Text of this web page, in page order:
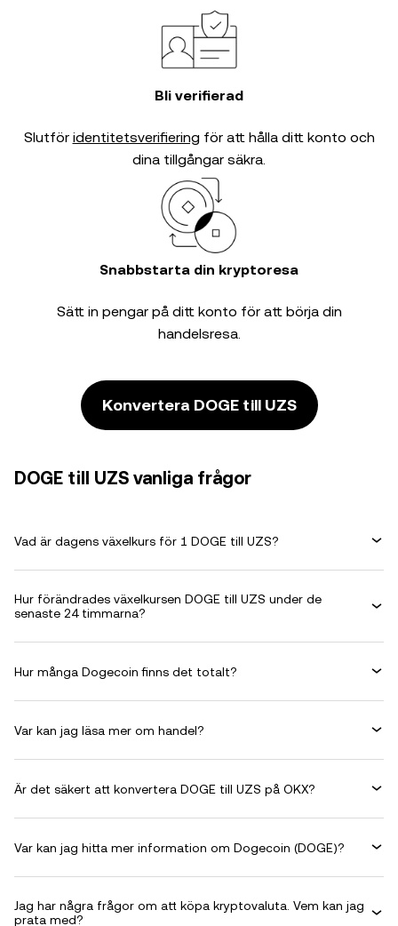
Bli verifierad
Slutför identitetsverifiering för att hålla ditt konto och
dina tillgångar säkra.
Snabbstarta din kryptoresa
Sätt in pengar på ditt konto för att börja din
handelsresa.
Konvertera DOGE till UZS
DOGE till UZS vanliga frågor
Vad är dagens växelkurs för 1 DOGE till UZS?
Hur förändrades växelkursen DOGE till UZS under de
senaste 24 timmarna?
Hur många Dogecoin finns det totalt?
Var kan jag läsa mer om handel?
Är det säkert att konvertera DOGE till UZS på OKX?
Var kan jag hitta mer information om Dogecoin (DOGE)?
Jag har några frågor om att köpa kryptovaluta. Vem kan jag
prata med?